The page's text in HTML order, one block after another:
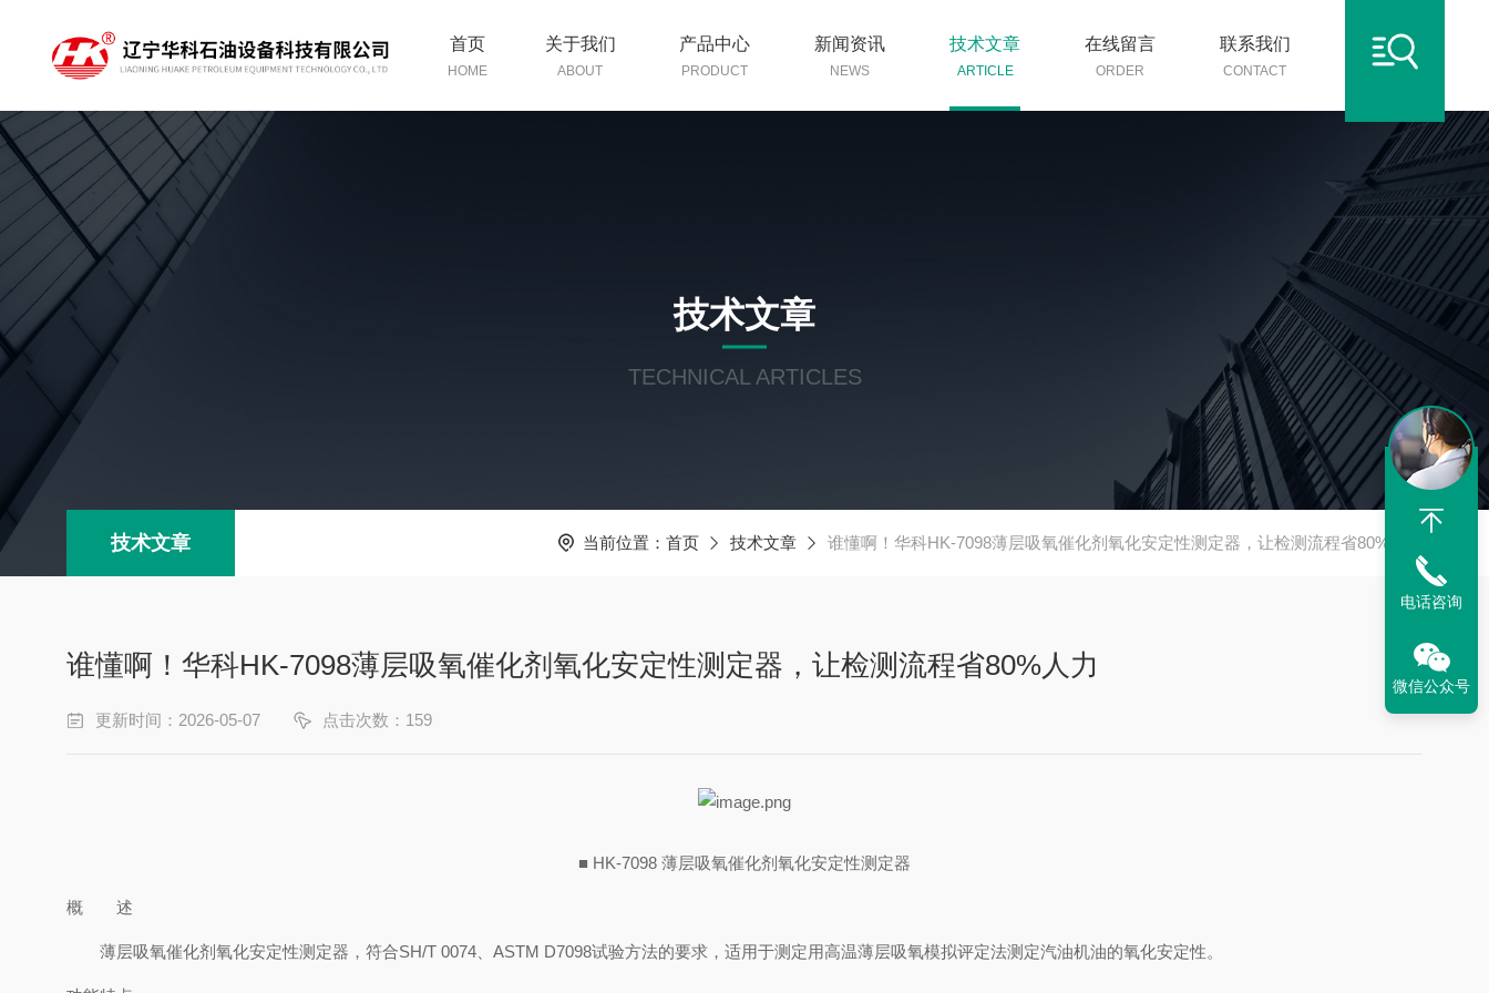
首页
HOME
关于我们
ABOUT
产品中心
PRODUCT
新闻资讯
NEWS
技术文章
ARTICLE
在线留言
ORDER
联系我们
CONTACT
技术文章
TECHNICAL ARTICLES
技术文章 当前位置： 首页 技术文章 谁懂啊！华科HK-7098薄层吸氧催化剂氧化安定性测定器，让检测流程省80%人力
谁懂啊！华科HK-7098薄层吸氧催化剂氧化安定性测定器，让检测流程省80%人力
更新时间：2026-05-07 点击次数：159
■ HK-7098 薄层吸氧催化剂氧化安定性测定器
概 述
薄层吸氧催化剂氧化安定性测定器，符合SH/T 0074、ASTM D7098试验方法的要求，适用于测定用高温薄层吸氧模拟评定法测定汽油机油的氧化安定性。
电话咨询
微信公众号